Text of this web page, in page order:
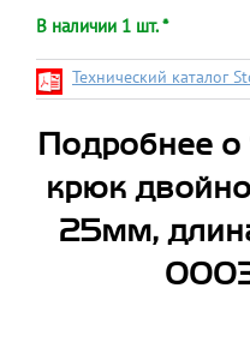
В наличии 1 шт. *
Технический каталог
Подробнее
крюк
25мм,